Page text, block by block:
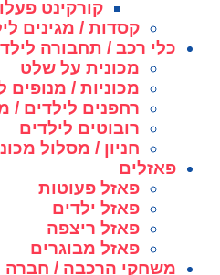
קורקינט
קסדות / מגינים
כלי רכב / תחבורה
מכונית על שלט
מכוניות / מנופים
רחפנים לילדים /
רובוטים לילדים
חניון / מסלול
פאזלים
פאזל פעוטות
פאזל ילדים
פאזל ריצפה
פאזל מבוגרים
משחקי הרכבה / חברה